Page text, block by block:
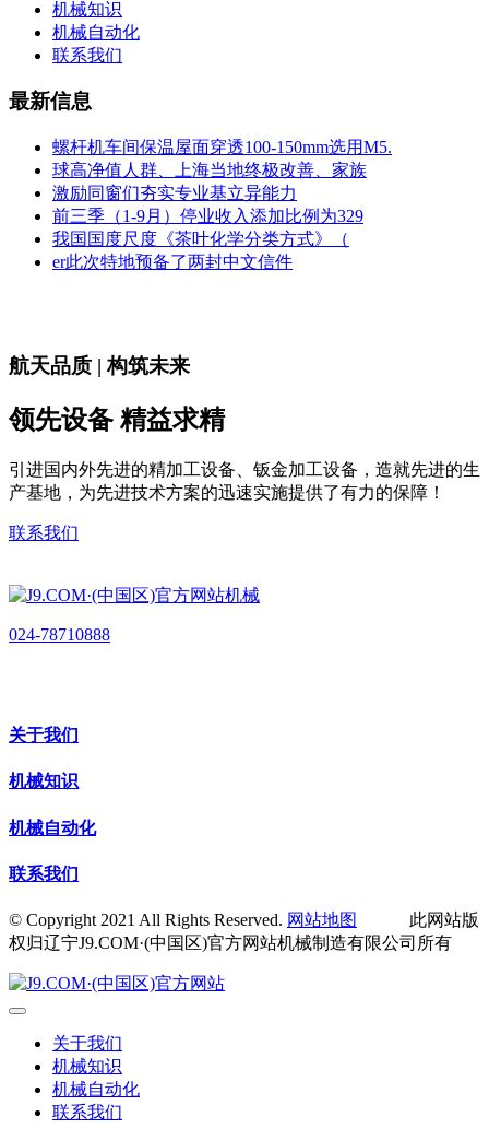
机械知识
机械自动化
联系我们
最新信息
螺杆机车间保温屋面穿透100-150mm选用M5.
球高净值人群、上海当地终极改善、家族
激励同窗们夯实专业基立异能力
前三季（1-9月）停业收入添加比例为329
我国国度尺度《茶叶化学分类方式》（
er此次特地预备了两封中文信件
航天品质 | 构筑未来
领先设备 精益求精
引进国内外先进的精加工设备、钣金加工设备，造就先进的生
产基地，为先进技术方案的迅速实施提供了有力的保障！
联系我们
024-78710888
关于我们
机械知识
机械自动化
联系我们
© Copyright 2021 All Rights Reserved. 网站地图
此网站版
权归辽宁J9.COM·(中国区)官方网站机械制造有限公司所有
关于我们
机械知识
机械自动化
联系我们